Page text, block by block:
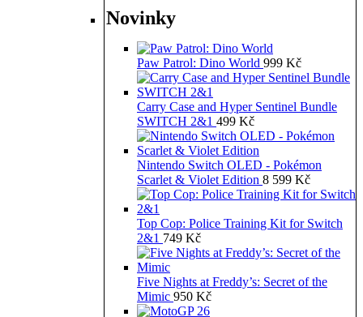
Novinky
Paw Patrol: Dino World 999 Kč
Carry Case and Hyper Sentinel Bundle
SWITCH 2&1 499 Kč
Nintendo Switch OLED - Pokémon
Scarlet & Violet Edition 8 599 Kč
Top Cop: Police Training Kit for Switch
2&1 749 Kč
Five Nights at Freddy’s: Secret of the
Mimic 950 Kč